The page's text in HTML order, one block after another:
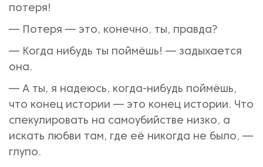
потеря!
— Потеря — это, конечно, ты, правда?
— Когда нибудь ты поймёшь! — задыхается
она.
— А ты, я надеюсь, когда-нибудь поймёшь,
что конец истории — это конец истории. Что
спекулировать на самоубийстве низко, а
искать любви там, где её никогда не было, —
глупо.